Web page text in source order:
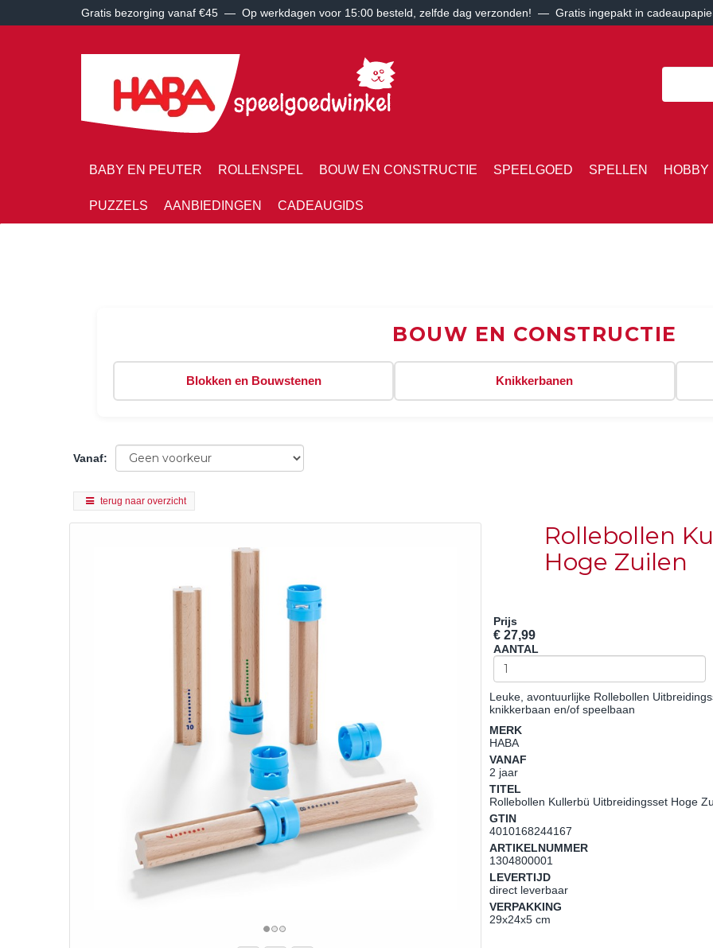
Gratis bezorging vanaf €45 — Op werkdagen voor 15:00 besteld, zelfde dag verzonden! — Gratis ingepakt in
BABY EN PEUTER ROLLENSPEL BOUW EN CONSTRUCTIE SPEELGOED SPELLEN HOBBY
PUZZELS AANBIEDINGEN CADEAUGIDS
BOUW EN CONSTRUCTIE
Blokken en Bouwstenen Knikkerbanen
Vanaf:
terug naar overzicht
Rollebollen
Hoge Zuilen
Prijs
€ 27,99
AANTAL
Leuke, avontuurlijke Rollebollen
knikkerbaan en/of speelbaan
MERK
HABA
VANAF
2 jaar
TITEL
Rollebollen Kullerbü Uitbreidingsset Hoge
GTIN
4010168244167
ARTIKELNUMMER
1304800001
LEVERTIJD
direct leverbaar
VERPAKKING
29x24x5 cm